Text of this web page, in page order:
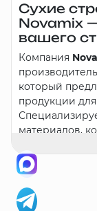
Сухие
Novamix
вашего
Компания
который
продукции
материалов,
качества и
надежное
Наш
Новамикс